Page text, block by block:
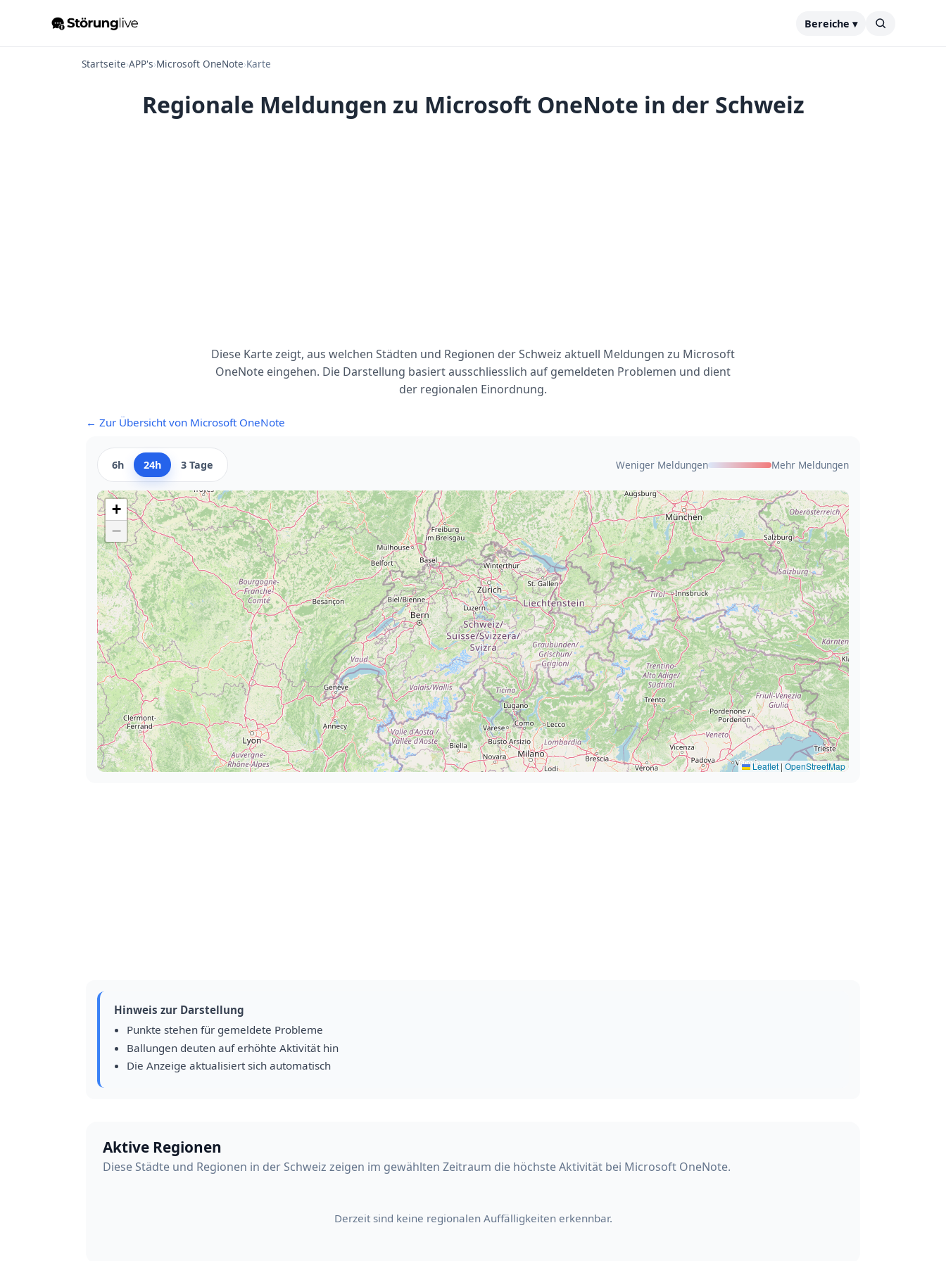
Bereiche ▾
Startseite›APP's›Microsoft OneNote›Karte
Regionale Meldungen zu Microsoft OneNote in der Schweiz
Diese Karte zeigt, aus welchen Städten und Regionen der Schweiz aktuell Meldungen zu Microsoft
OneNote eingehen. Die Darstellung basiert ausschliesslich auf gemeldeten Problemen und dient
der regionalen Einordnung.
← Zur Übersicht von Microsoft OneNote
6h 24h 3 Tage Weniger Meldungen Mehr Meldungen
+
−
Leaflet | OpenStreetMap
Hinweis zur Darstellung
Punkte stehen für gemeldete Probleme
Ballungen deuten auf erhöhte Aktivität hin
Die Anzeige aktualisiert sich automatisch
Aktive Regionen
Diese Städte und Regionen in der Schweiz zeigen im gewählten Zeitraum die höchste Aktivität bei Microsoft OneNote.
Derzeit sind keine regionalen Auffälligkeiten erkennbar.